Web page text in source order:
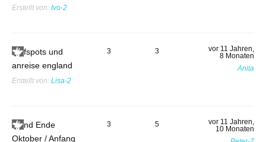
Erstellt von: Ivo-2
surfspots und
anreise england
Erstellt von: Lisa-2
3 3
vor 11 Jahren,
8 Monaten
Anita
Irland Ende
Oktober / Anfang
3 5
vor 11 Jahren,
10 Monaten